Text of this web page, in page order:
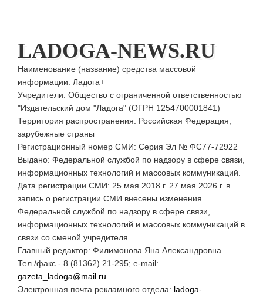
LADOGA-NEWS.RU
Наименование (название) средства массовой
информации: Ладога+
Учредители: Общество с ограниченной ответственностью
"Издательский дом "Ладога" (ОГРН 1254700001841)
Территория распространения: Российская Федерация,
зарубежные страны
Регистрационный номер СМИ: Серия Эл № ФС77-72922
Выдано: Федеральной службой по надзору в сфере связи,
информационных технологий и массовых коммуникаций.
Дата регистрации СМИ: 25 мая 2018 г. 27 мая 2026 г. в
запись о регистрации СМИ внесены изменения
Федеральной службой по надзору в сфере связи,
информационных технологий и массовых коммуникаций в
связи со сменой учредителя
Главный редактор: Филимонова Яна Александровна.
Тел./факс - 8 (81362) 21-295; e-mail:
gazeta_ladoga@mail.ru
Электронная почта рекламного отдела: ladoga-